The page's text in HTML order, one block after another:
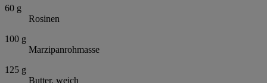
60 g
Rosinen
100 g
Marzipanrohmasse
125 g
Butter, weich